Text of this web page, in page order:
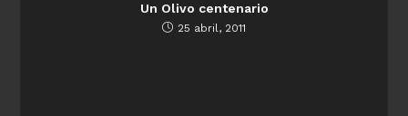
Un Olivo centenario
25 abril, 2011